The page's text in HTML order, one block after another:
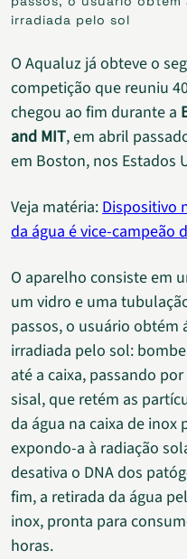
irradiada pelo sol
O Aqualuz já obteve o
competição que reuniu
chegou ao fim durante a
and MIT, em abril
em Boston, nos Estados
Veja matéria:Dispositivo
da água é vice-campeão
O aparelho consiste em
um vidro e uma
passos, o usuário
irradiada pelo sol:
até a caixa, passando
sisal, que retém as
da água na caixa de inox
expondo-a à radiação
desativa o DNA dos
fim, a retirada da água
inox, pronta para
horas.